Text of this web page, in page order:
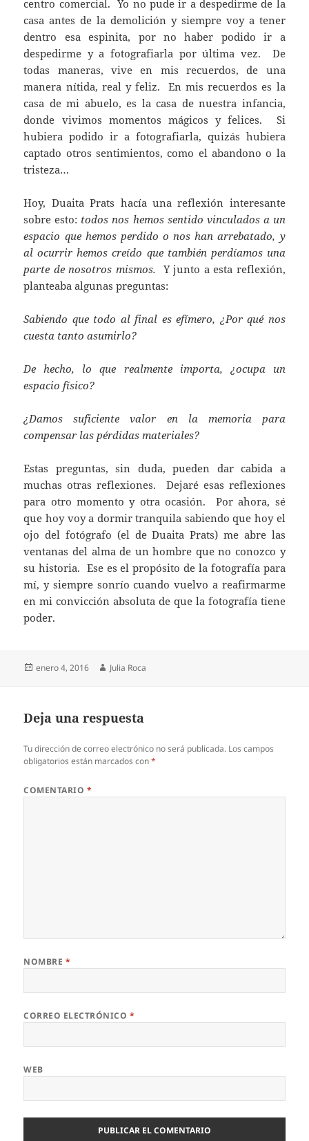
centro comercial. Yo no pude ir a despedirme de la
casa antes de la demolición y siempre voy a tener
dentro esa espinita, por no haber podido ir a
despedirme y a fotografiarla por última vez. De
todas maneras, vive en mis recuerdos, de una
manera nítida, real y feliz. En mis recuerdos es la
casa de mi abuelo, es la casa de nuestra infancia,
donde vivimos momentos mágicos y felices. Si
hubiera podido ir a fotografiarla, quizás hubiera
captado otros sentimientos, como el abandono o la
tristeza…
Hoy, Duaita Prats hacía una reflexión interesante
sobre esto: todos nos hemos sentido vinculados a un
espacio que hemos perdido o nos han arrebatado, y
al ocurrir hemos creído que también perdíamos una
parte de nosotros mismos. Y junto a esta reflexión,
planteaba algunas preguntas:
Sabiendo que todo al final es efímero, ¿Por qué nos
cuesta tanto asumirlo?
De hecho, lo que realmente importa, ¿ocupa un
espacio físico?
¿Damos suficiente valor en la memoria para
compensar las pérdidas materiales?
Estas preguntas, sin duda, pueden dar cabida a
muchas otras reflexiones. Dejaré esas reflexiones
para otro momento y otra ocasión. Por ahora, sé
que hoy voy a dormir tranquila sabiendo que hoy el
ojo del fotógrafo (el de Duaita Prats) me abre las
ventanas del alma de un hombre que no conozco y
su historia. Ese es el propósito de la fotografía para
mí, y siempre sonrío cuando vuelvo a reafirmarme
en mi convicción absoluta de que la fotografía tiene
poder.
Publicado
enero 4, 2016 Autor
Julia Roca
Deja una respuesta
Tu dirección de correo electrónico no será publicada. Los campos
obligatorios están marcados con*
COMENTARIO *
NOMBRE *
CORREO ELECTRÓNICO *
WEB